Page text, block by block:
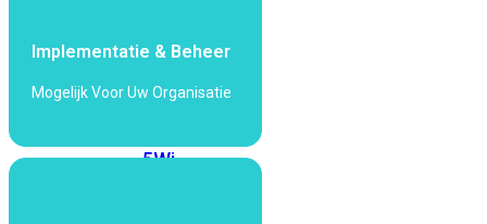
Fi
5Wi-
Implementatie & Beheer
Mogelijk Voor Uw Organisatie